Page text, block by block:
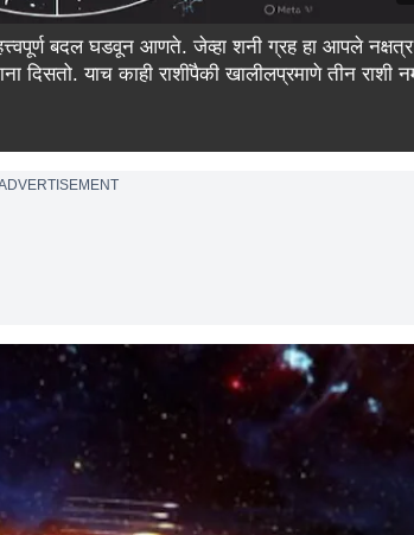
बदल घडवून आणते. जेव्हा शनी ग्रह हा आपले
दिसतो. याच काही राशींपैकी खालीलप्रमाणे तीन राशी